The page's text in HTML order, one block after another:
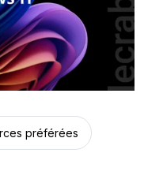
préférées